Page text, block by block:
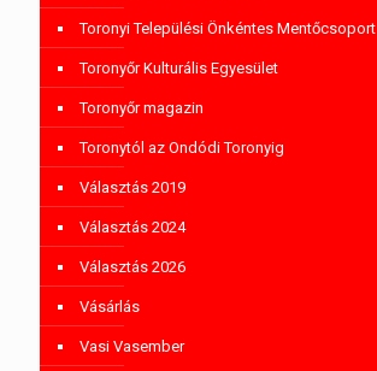
Toronyi Települési Önkéntes Mentőcsoport
Toronyőr Kulturális Egyesület
Toronyőr magazin
Toronytól az Ondódi Toronyig
Választás 2019
Választás 2024
Választás 2026
Vásárlás
Vasi Vasember